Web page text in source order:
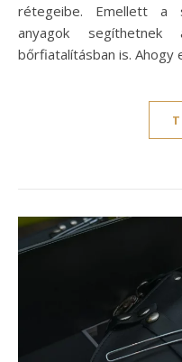
rétegeibe. Emellett a
anyagok
bőrfiatalításban is.